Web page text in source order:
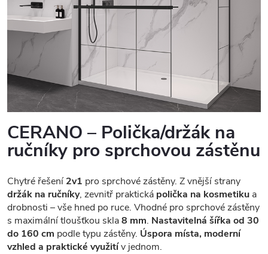
CERANO – Polička/držák na
ručníky pro sprchovou zástěnu
Chytré řešení2v1 pro sprchové zástěny. Z vnější strany
držák na ručníky, zevnitř praktická polička na kosmetiku a
drobnosti – vše hned po ruce. Vhodné pro sprchové zástěny
s maximální tloušťkou skla8 mm. Nastavitelná šířka od 30
do 160 cm podle typu zástěny. Úspora místa, moderní
vzhled a praktické využitív jednom.